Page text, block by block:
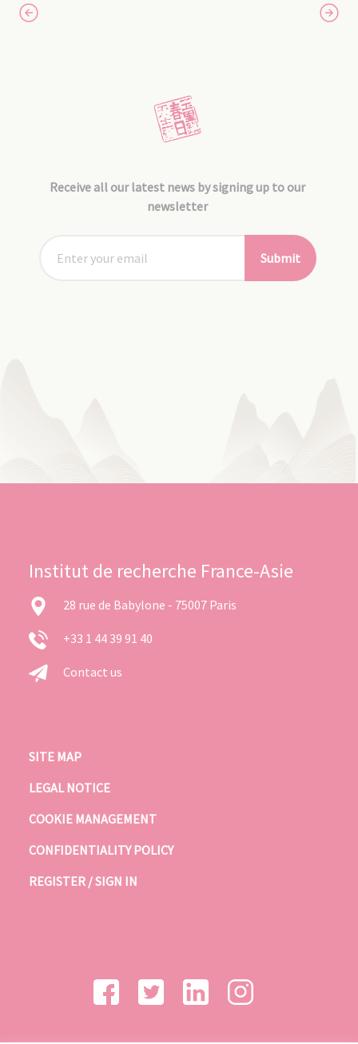
Receive all our latest news by signing up to our
newsletter
Submit
Institut de recherche France-Asie
28 rue de Babylone - 75007 Paris
+33 1 44 39 91 40
Contact us
SITE MAP
LEGAL NOTICE
COOKIE MANAGEMENT
CONFIDENTIALITY POLICY
REGISTER / SIGN IN